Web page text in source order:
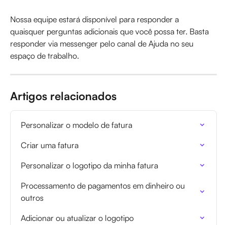
Nossa equipe estará disponível para responder a
quaisquer perguntas adicionais que você possa ter. Basta
responder via messenger pelo canal de Ajuda no seu
espaço de trabalho.
Artigos relacionados
Personalizar o modelo de fatura
Criar uma fatura
Personalizar o logotipo da minha fatura
Processamento de pagamentos em dinheiro ou
outros
Adicionar ou atualizar o logotipo